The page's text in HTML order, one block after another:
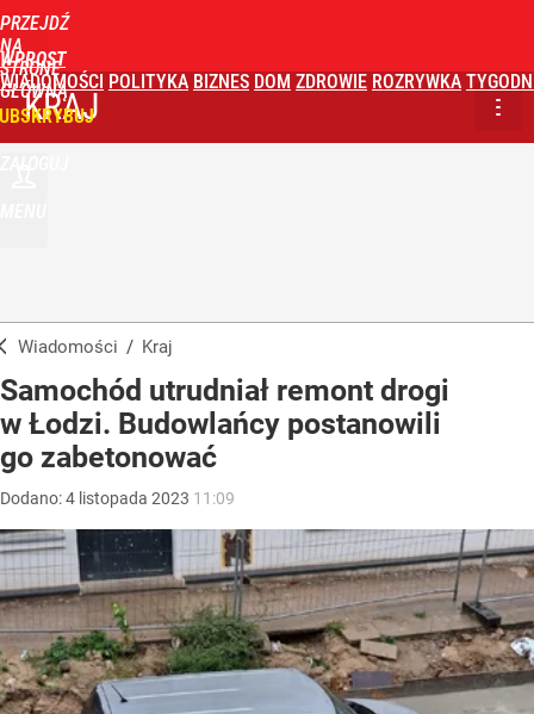
PRZEJDŹ
NA
STRONĘ
GŁÓWNĄ
WPROST
WIADOMOŚCI POLITYKA BIZNES DOM ZDROWIE ROZRYWKA
KRAJ
Wiadomości / Kraj
Samochód utrudniał remont drogi
w Łodzi. Budowlańcy postanowili
go zabetonować
Dodano:4 listopada 2023 11:09